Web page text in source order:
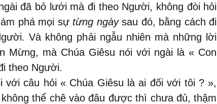
đã bỏ lưới mà đi theo Người, không đòi hỏi
phá mọi sự từng ngàysau đó, bằng cách đi
Và không phải ngẫu nhiên mà những lời
Mừng, mà Chúa Giêsu nói với ngài là « Con
theo Người.
với câu hỏi « Chúa Giêsu là ai đối với tôi ? »,
thể chê vào đâu được thì chưa đủ, thậm